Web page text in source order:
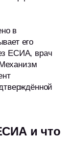
в
его
ЕСИА, врач
и что